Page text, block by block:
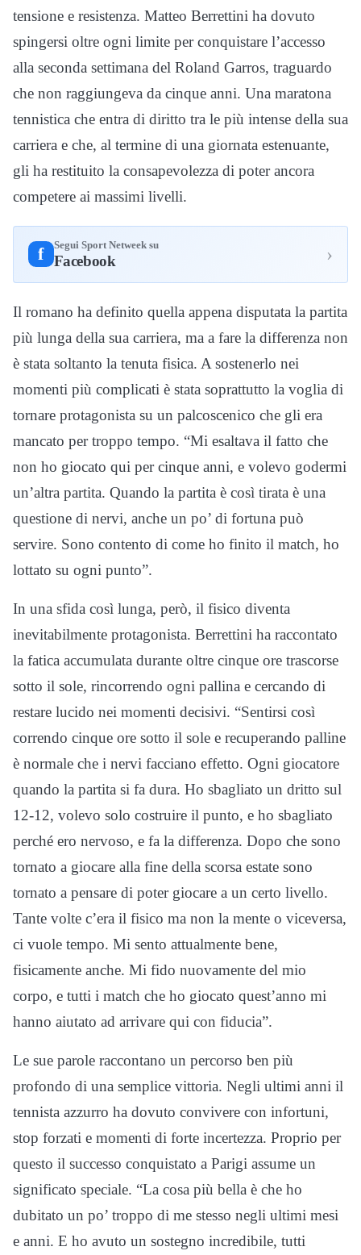
tensione e resistenza. Matteo Berrettini ha dovuto
spingersi oltre ogni limite per conquistare l’accesso
alla seconda settimana del Roland Garros, traguardo
che non raggiungeva da cinque anni. Una maratona
tennistica che entra di diritto tra le più intense della sua
carriera e che, al termine di una giornata estenuante,
gli ha restituito la consapevolezza di poter ancora
competere ai massimi livelli.
f Segui Sport Netweek su
Facebook ›
Il romano ha definito quella appena disputata la partita
più lunga della sua carriera, ma a fare la differenza non
è stata soltanto la tenuta fisica. A sostenerlo nei
momenti più complicati è stata soprattutto la voglia di
tornare protagonista su un palcoscenico che gli era
mancato per troppo tempo. “Mi esaltava il fatto che
non ho giocato qui per cinque anni, e volevo godermi
un’altra partita. Quando la partita è così tirata è una
questione di nervi, anche un po’ di fortuna può
servire. Sono contento di come ho finito il match, ho
lottato su ogni punto”.
In una sfida così lunga, però, il fisico diventa
inevitabilmente protagonista. Berrettini ha raccontato
la fatica accumulata durante oltre cinque ore trascorse
sotto il sole, rincorrendo ogni pallina e cercando di
restare lucido nei momenti decisivi. “Sentirsi così
correndo cinque ore sotto il sole e recuperando palline
è normale che i nervi facciano effetto. Ogni giocatore
quando la partita si fa dura. Ho sbagliato un dritto sul
12-12, volevo solo costruire il punto, e ho sbagliato
perché ero nervoso, e fa la differenza. Dopo che sono
tornato a giocare alla fine della scorsa estate sono
tornato a pensare di poter giocare a un certo livello.
Tante volte c’era il fisico ma non la mente o viceversa,
ci vuole tempo. Mi sento attualmente bene,
fisicamente anche. Mi fido nuovamente del mio
corpo, e tutti i match che ho giocato quest’anno mi
hanno aiutato ad arrivare qui con fiducia”.
Le sue parole raccontano un percorso ben più
profondo di una semplice vittoria. Negli ultimi anni il
tennista azzurro ha dovuto convivere con infortuni,
stop forzati e momenti di forte incertezza. Proprio per
questo il successo conquistato a Parigi assume un
significato speciale. “La cosa più bella è che ho
dubitato un po’ troppo di me stesso negli ultimi mesi
e anni. E ho avuto un sostegno incredibile, tutti